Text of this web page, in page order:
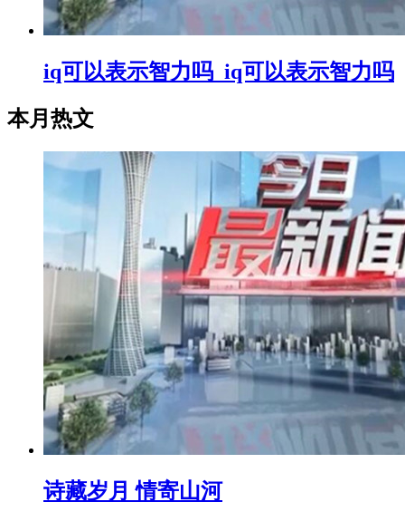
iq可以表示智力吗_iq可以表示智力吗
本月热文
诗藏岁月 情寄山河